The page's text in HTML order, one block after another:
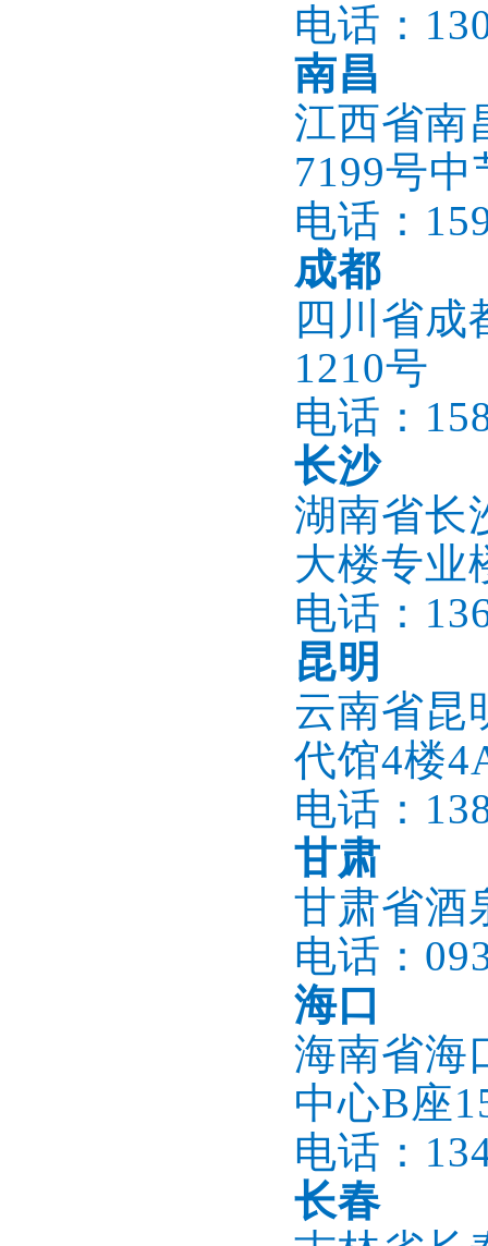
电话：
南昌
江西省南
7199号
电话：
成都
四川省成
1210号
电话：
长沙
湖南省长
大楼专业
电话：
昆明
云南省昆
代馆4楼
电话：
甘肃
甘肃省酒
电话：
海口
海南省海
中心B座
电话：
长春